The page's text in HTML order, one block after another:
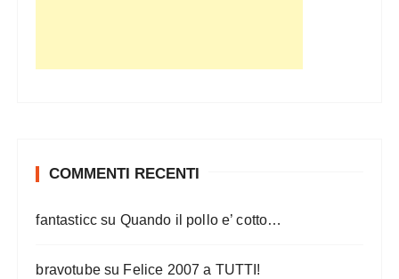
COMMENTI RECENTI
fantasticc su Quando il pollo e’ cotto…
bravotubesu Felice 2007 a TUTTI!